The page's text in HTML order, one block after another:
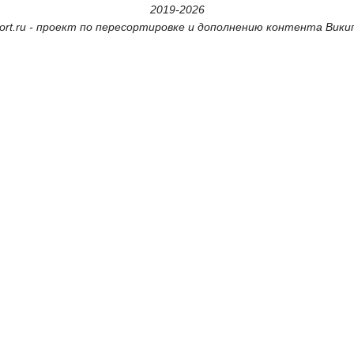
2019-2026
- проект по пересортировке и дополнению контента